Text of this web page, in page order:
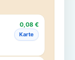
0,08 €
Karte